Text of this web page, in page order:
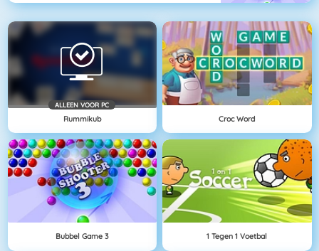
ALLEEN VOOR PC
Rummikub Croc Word
Bubbel Game 3 1 Tegen 1 Voetbal